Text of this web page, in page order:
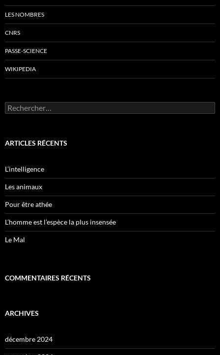
LES NOMBRES
CNRS
PASSE-SCIENCE
WIKIPEDIA
Rechercher :
ARTICLES RÉCENTS
L’intelligence
Les animaux
Pour être athée
L’homme est l’espèce la plus insensée
Le Mal
COMMENTAIRES RÉCENTS
ARCHIVES
décembre 2024